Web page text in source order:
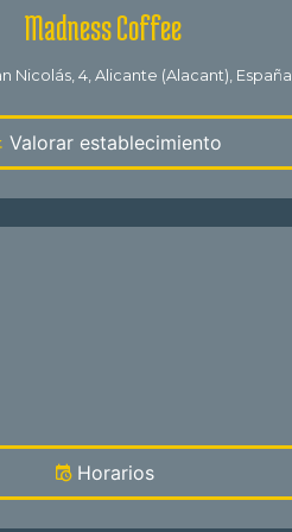
Madness Coffee
Nicolás, 4, Alicante (Alacant), España
Valorar establecimiento
Horarios